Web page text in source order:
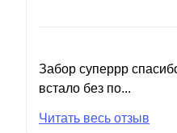
Забор суперрр
встало без по...
Читать весь отзыв